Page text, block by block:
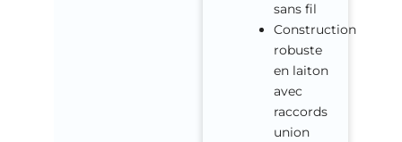
sans fil
Construction
robuste
en laiton
avec
raccords
union